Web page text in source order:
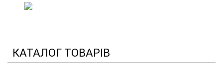
КАТАЛОГ ТОВАРІВ